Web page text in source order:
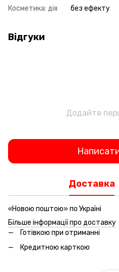
Косметика: дія
без ефекту
Відгуки
Додайте
Доставка
«Новою поштою» по Україні
Більше інформації про доставку
Готівкою при отриманні
Кредитною карткою